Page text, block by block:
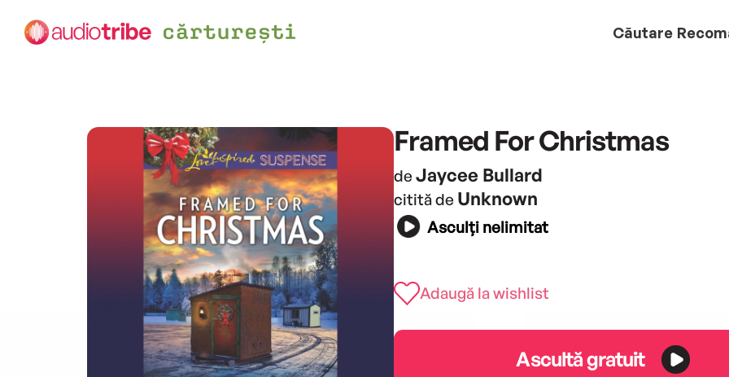
Căutare
Framed For Christmas
de Jaycee Bullard
citită de Unknown
Asculți nelimitat
Adaugă la wishlist
Ascultă gratuit